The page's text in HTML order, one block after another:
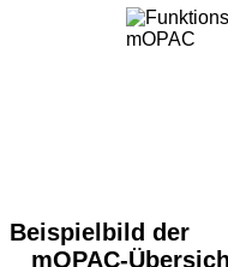
Beispielbild der
mOPAC-